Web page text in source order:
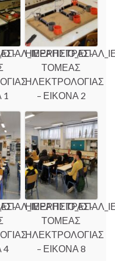
1
ΤΟΜΕΑΣ
ΗΛΕΚΤΡΟΛΟΓΙΑΣ
– ΕΙΚΟΝΑ 2
4
ΤΟΜΕΑΣ
ΗΛΕΚΤΡΟΛΟΓΙΑΣ
– ΕΙΚΟΝΑ 8